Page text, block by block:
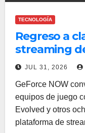
TECNOLOGÍA
Regreso a
streaming
con GeForce
JUL 31, 2026
GeForce NOW
equipos de juego
Evolved y otros
plataforma de